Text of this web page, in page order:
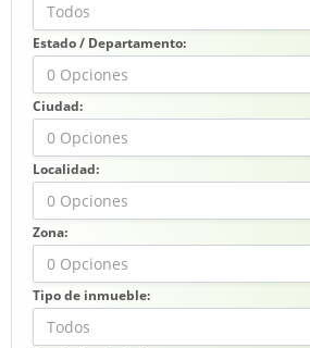
Todos
Estado / Departamento:
0 Opciones
Ciudad:
0 Opciones
Localidad:
0 Opciones
Zona:
0 Opciones
Tipo de inmueble:
Todos